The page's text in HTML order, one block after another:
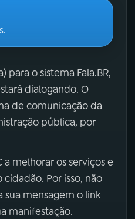
para o sistema Fala.BR,
dialogando. O
de comunicação da
pública, por
a melhorar os serviços e
Por isso, não
sua mensagem o link
manifestação.